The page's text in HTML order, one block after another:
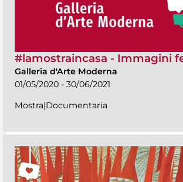
#lamostraincasa - Immagini
Galleria d'Arte Moderna
01/05/2020 - 30/06/2021
Mostra|Documentaria